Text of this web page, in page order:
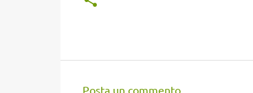
Posta un commento